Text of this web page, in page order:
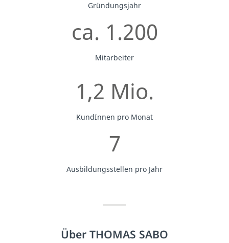
Gründungsjahr
ca. 1.200
Mitarbeiter
1,2 Mio.
KundInnen pro Monat
7
Ausbildungsstellen pro Jahr
Über THOMAS SABO